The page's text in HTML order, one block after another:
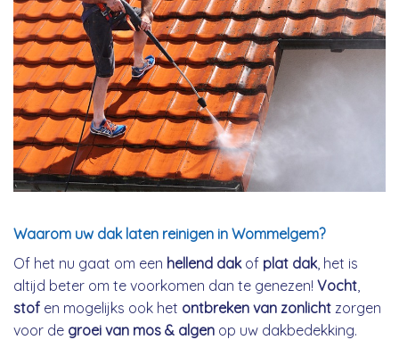
Waarom uw dak laten reinigen in Wommelgem?
Of het nu gaat om een hellend dakof plat dak, het is
altijd beter om te voorkomen dan te genezen! Vocht
stof en mogelijks ook het ontbreken van zonlicht zorgen
voor de groei van mos & algen op uw dakbedekking.